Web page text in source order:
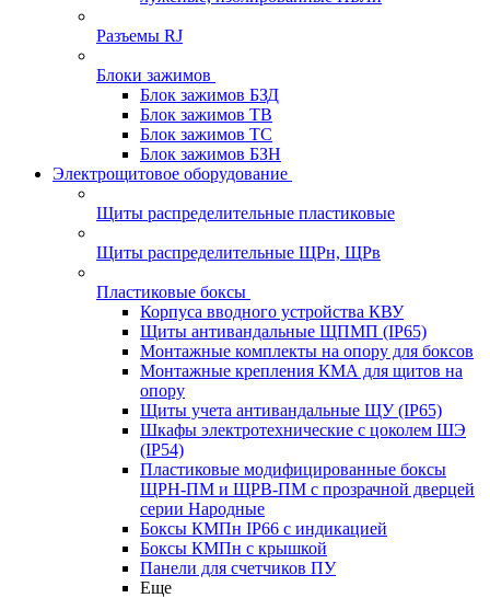
Разъемы RJ
Блоки зажимов
Блок зажимов БЗД
Блок зажимов ТВ
Блок зажимов ТС
Блок зажимов БЗН
Электрощитовое оборудование
Щиты распределительные пластиковые
Щиты распределительные ЩРн, ЩРв
Пластиковые боксы
Корпуса вводного устройства КВУ
Щиты антивандальные ЩПМП (IP65)
Монтажные комплекты на опору для боксов
Монтажные крепления КМА для щитов на
опору
Щиты учета антивандальные ЩУ (IP65)
Шкафы электротехнические с цоколем ШЭ
(IP54)
Пластиковые модифицированные боксы
ЩРН-ПМ и ЩРВ-ПМ с прозрачной дверцей
серии Народные
Боксы КМПн IP66 с индикацией
Боксы КМПн с крышкой
Панели для счетчиков ПУ
Еще